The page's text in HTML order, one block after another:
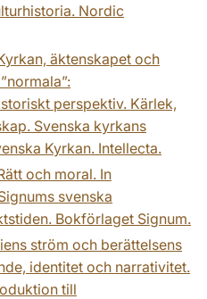
Nordic
äktenskapet och
perspektiv. Kärlek,
Svenska kyrkans
Kyrkan. Intellecta.
och moral. In
svenska
Bokförlaget Signum.
ström och berättelsens
identitet och narrativitet.
till